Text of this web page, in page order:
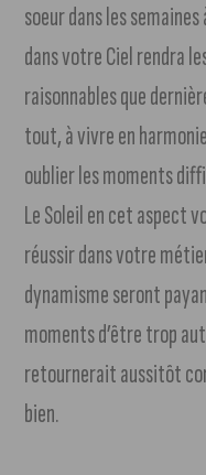
soeur dans les
dans votre Ciel rendra
raisonnables que
tout, à vivre en
oublier les moments
Le Soleil en cet aspect
réussir dans votre
dynamisme seront
moments d’être trop
retournerait aussitôt
bien.